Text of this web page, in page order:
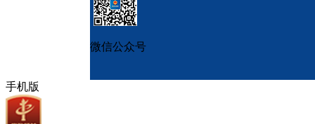
微信公众号
手机版